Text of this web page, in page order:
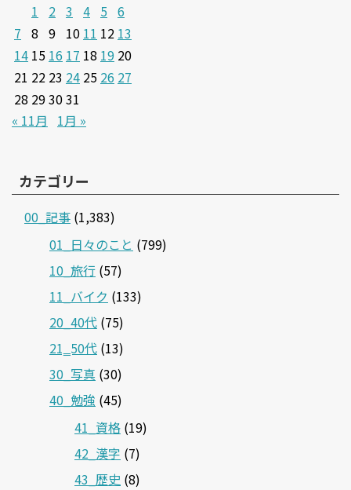
1
2 3 4 5 6
7 8 9 10 11 12 13
14 15 16 17 18 19 20
21 22 23 24 25 26 27
28 293031
« 11月
1月 »
カテゴリー
00_記事 (1,383)
01_日々のこと (799)
10_旅行 (57)
11_バイク (133)
20_40代 (75)
21‗50代 (13)
30_写真 (30)
40_勉強 (45)
41_資格 (19)
42_漢字 (7)
43_歴史 (8)